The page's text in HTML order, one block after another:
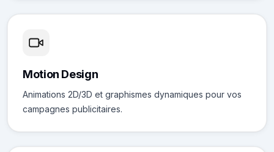
Motion Design
Animations 2D/3D et graphismes dynamiques pour vos
campagnes publicitaires.